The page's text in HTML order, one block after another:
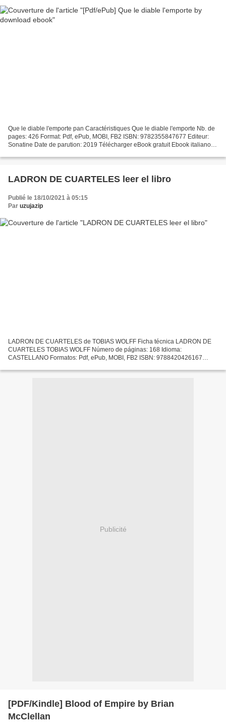
Que le diable l'emporte pan Caractéristiques Que le diable l'emporte Nb. de
pages: 426 Format: Pdf, ePub, MOBI, FB2 ISBN: 9782355847677 Editeur:
Sonatine Date de parution: 2019 Télécharger eBook gratuit Ebook italiano
LADRON DE CUARTELES leer el libro
Publié le 18/10/2021 à 05:15
Par uzujazip
LADRON DE CUARTELES de TOBIAS WOLFF Ficha técnica LADRON DE
CUARTELES TOBIAS WOLFF Número de páginas: 168 Idioma:
CASTELLANO Formatos: Pdf, ePub, MOBI, FB2 ISBN: 9788420426167
descargando...
Publicité
[PDF/Kindle] Blood of Empire by Brian
McClellan